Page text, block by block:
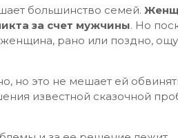
большинство семей.
за счет мужчины. Но
рано или поздно,
но это не мешает ей
известной сказочной